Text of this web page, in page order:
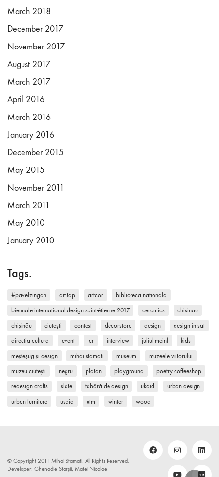
March 2018
December 2017
November 2017
August 2017
March 2017
April 2016
March 2016
January 2016
December 2015
May 2015
November 2011
March 2011
May 2010
January 2010
Tags.
#pavelzingan amtap artcor biblioteca nationala
biennale international design saint-étienne 2017 ceramics chisinau
chișinău ciutești contest decorstore design design in sat
directia cultura event icr interview juliul meinl kids
meșteșug și design mihai stamati museum muzeele viitorului
muzeu ciutești negru platan playground poetry coffeeshop
redesign crafts slate tabără de design ukaid urban design
urban furniture usaid utm winter wood
© Copyright 2011 Mihai Stamati. All Rights Reserved.
Developer: Ghenadie Starșii, Matei Nicolae